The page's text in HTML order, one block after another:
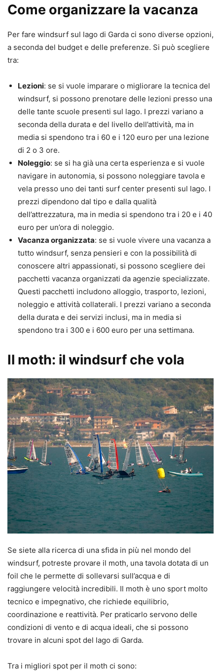
Come organizzare la vacanza
Per fare windsurf sul lago di Garda ci sono diverse opzioni,
a seconda del budget e delle preferenze. Si può scegliere
tra:
Lezioni: se si vuole imparare o migliorare la tecnica del
windsurf, si possono prenotare delle lezioni presso una
delle tante scuole presenti sul lago. I prezzi variano a
seconda della durata e del livello dell’attività, ma in
media si spendono tra i 60 e i 120 euro per una lezione
di 2 o 3 ore.
Noleggio: se si ha già una certa esperienza e si vuole
navigare in autonomia, si possono noleggiare tavola e
vela presso uno dei tanti surf center presenti sul lago. I
prezzi dipendono dal tipo e dalla qualità
dell’attrezzatura, ma in media si spendono tra i 20 e i 40
euro per un’ora di noleggio.
Vacanza organizzata: se si vuole vivere una vacanza a
tutto windsurf, senza pensieri e con la possibilità di
conoscere altri appassionati, si possono scegliere dei
pacchetti vacanza organizzati da agenzie specializzate.
Questi pacchetti includono alloggio, trasporto, lezioni,
noleggio e attività collaterali. I prezzi variano a seconda
della durata e dei servizi inclusi, ma in media si
spendono tra i 300 e i 600 euro per una settimana.
Il moth: il windsurf che vola
Se siete alla ricerca di una sfida in più nel mondo del
windsurf, potreste provare il moth, una tavola dotata di un
foil che le permette di sollevarsi sull’acqua e di
raggiungere velocità incredibili. Il moth è uno sport molto
tecnico e impegnativo, che richiede equilibrio,
coordinazione e reattività. Per praticarlo servono delle
condizioni di vento e di acqua ideali, che si possono
trovare in alcuni spot del lago di Garda.
Tra i migliori spot per il moth ci sono: